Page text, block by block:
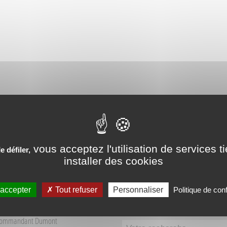
VÉCUES AUX
Dumont
défiler, vous acceptez l'utilisation de services
installer des cookies
Tout refuser Personnaliser Politique de